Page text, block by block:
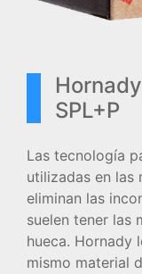
SPL+P
Las tecnología
utilizadas en las
eliminan las
suelen tener las
hueca. Hornady
mismo material